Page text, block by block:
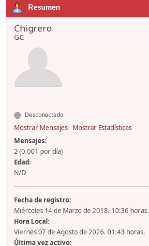
Resumen
Chigrero
GC
Desconectado
Mostrar Mensajes
Mostrar Estadísticas
Mensajes:
2 (0.001 por día)
Edad:
N/D
Fecha de registro:
Miércoles 14 de Marzo de 2018. 10:36 horas.
Hora Local:
Viernes 07 de Agosto de 2026. 01:43 horas.
Última vez activo: